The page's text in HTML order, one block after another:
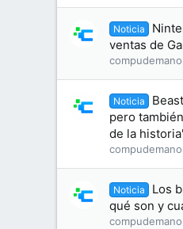
Noticia
ventas de
compudemano
Noticia
pero
de la
compudemano
Noticia
Los
qué son y
compudemano